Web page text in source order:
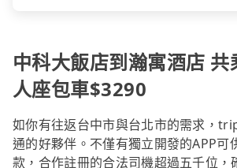
中科大飯店到瀚寓酒店
人座包車$3290
如你有往返台中市與台北市的需求，
通的好夥伴。不僅有獨立開發的APP可
款，合作註冊的合法司機超過五千位，